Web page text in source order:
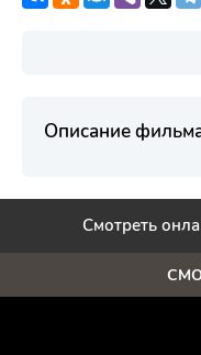
Описание
Смотреть